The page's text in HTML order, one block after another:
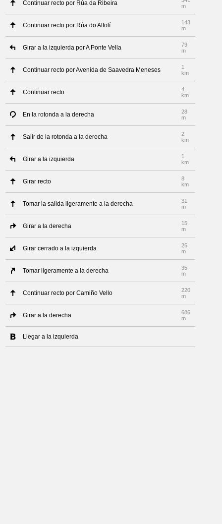
Continuar recto por Rúa da Ribeira
m
Continuar recto por Rúa do Alfolí
143
m
Girar a la izquierda por A Ponte Vella
79
m
Continuar recto por Avenida de Saavedra Meneses
1
km
Continuar recto
4
km
En la rotonda a la derecha
28
m
Salir de la rotonda a la derecha
2
km
Girar a la izquierda
1
km
Girar recto
8
km
Tomar la salida ligeramente a la derecha
31
m
Girar a la derecha
15
m
Girar cerrado a la izquierda
25
m
Tomar ligeramente a la derecha
35
m
Continuar recto por Camiño Vello
220
m
Girar a la derecha
686
m
Llegar a la izquierda